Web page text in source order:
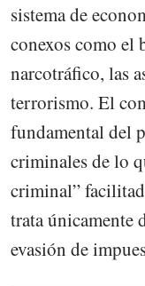
sistema de
conexos como el
narcotráfico, las
terrorismo. El
fundamental del
criminales de lo
criminal”
trata únicamente
evasión de